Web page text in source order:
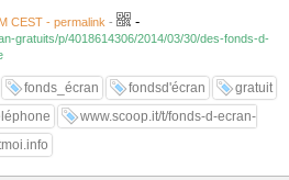
CEST - permalink - -
gratuits/p/4018614306/2014/03/30/des-fonds-d-
fonds_écran fondsd'écran
gratuit
www.scoop.it/t/fonds-d-ecran-